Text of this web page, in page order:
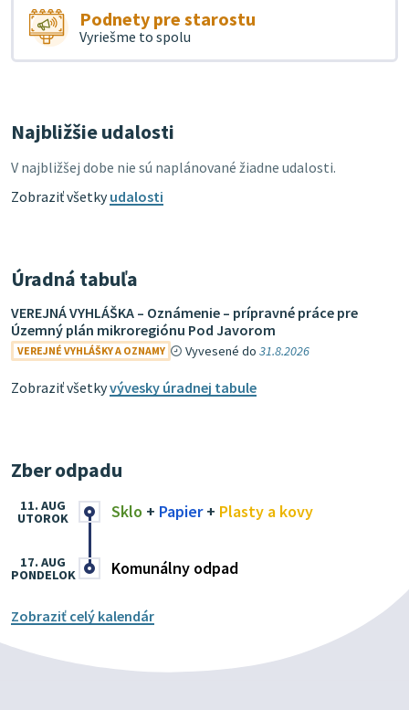
Podnety pre starostu
Vyriešme to spolu
Najbližšie udalosti
V najbližšej dobe nie sú naplánované žiadne udalosti.
Zobraziť všetkyudalosti
Úradná tabuľa
VEREJNÁ VYHLÁŠKA – Oznámenie – prípravné práce pre
Územný plán mikroregiónu Pod Javorom
VEREJNÉ VYHLÁŠKY A OZNAMY Vyvesené do31.8.2026
Zobraziť všetkyvývesky úradnej tabule
Zber odpadu
Sklo + Papier+ Plasty a kovy
11. AUG
UTOROK
Komunálny odpad
17. AUG
PONDELOK
Zobraziť celý kalendár